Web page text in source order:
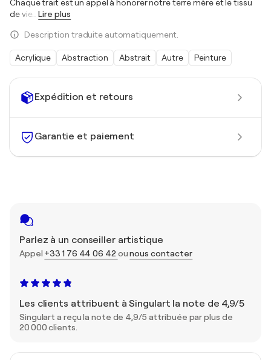
Expédition et retours
Garantie et paiement
Parlez à un conseiller artistique
Appel +33 1 76 44 06 42 ounous contacter
Les clients attribuent à Singulart la note de 4,9/5
Singulart a reçu la note de 4,9/5 attribuée par plus de
20 000 clients.
Chaque trait est un appel à honorer notre terre mère et le tissu
de vie
Lire plus
Description traduite automatiquement.
Acrylique Abstraction Abstrait Autre Peinture